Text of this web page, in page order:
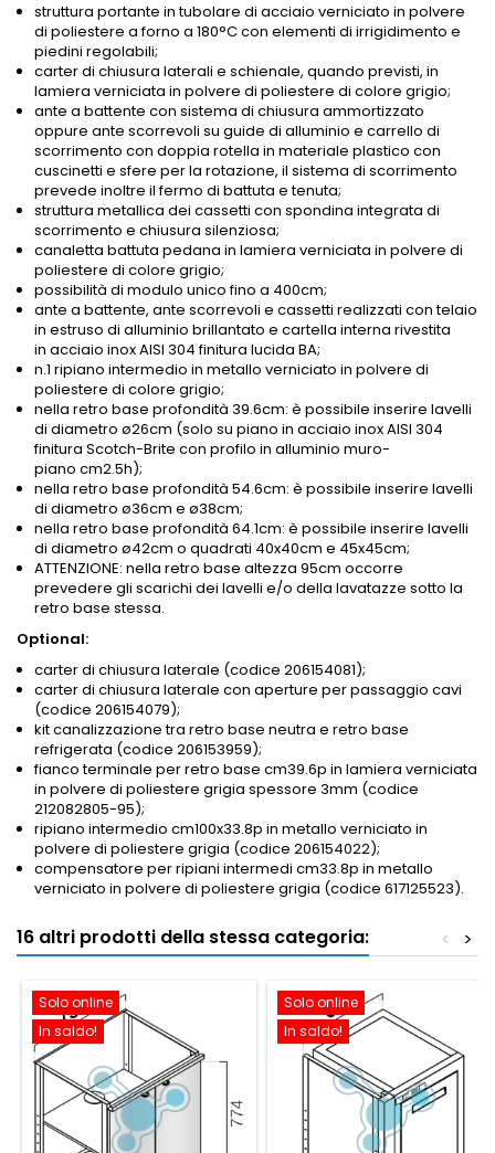
struttura portante in tubolare di acciaio verniciato in polvere
di poliestere a forno a 180°C con elementi di irrigidimento e
piedini regolabili;
carter di chiusura laterali e schienale, quando previsti, in
lamiera verniciata in polvere di poliestere di colore grigio;
ante a battente con sistema di chiusura ammortizzato
oppure ante scorrevoli su guide di alluminio e carrello di
scorrimento con doppia rotella in materiale plastico con
cuscinetti e sfere per la rotazione, il sistema di scorrimento
prevede inoltre il fermo di battuta e tenuta;
struttura metallica dei cassetti con spondina integrata di
scorrimento e chiusura silenziosa;
canaletta battuta pedana in lamiera verniciata in polvere di
poliestere di colore grigio;
possibilità di modulo unico fino a 400cm;
ante a battente, ante scorrevoli e cassetti realizzati con telaio
in estruso di alluminio brillantato e cartella interna rivestita
in acciaio inox AISI 304 finitura lucida BA;
n.1 ripiano intermedio in metallo verniciato in polvere di
poliestere di colore grigio;
nella retro base profondità 39.6cm: è possibile inserire lavelli
di diametro ø26cm (solo su piano in acciaio inox AISI 304
finitura Scotch-Brite con profilo in alluminio muro-
piano cm2.5h);
nella retro base profondità 54.6cm: è possibile inserire lavelli
di diametro ø36cm e ø38cm;
nella retro base profondità 64.1cm: è possibile inserire lavelli
di diametro ø42cm o quadrati 40x40cm e 45x45cm;
ATTENZIONE: nella retro base altezza 95cm occorre
prevedere gli scarichi dei lavelli e/o della lavatazze sotto la
retro base stessa.
Optional:
carter di chiusura laterale (codice 206154081);
carter di chiusura laterale con aperture per passaggio cavi
(codice 206154079);
kit canalizzazione tra retro base neutra e retro base
refrigerata (codice 206153959);
fianco terminale per retro base cm39.6p in lamiera verniciata
in polvere di poliestere grigia spessore 3mm (codice
212082805-95);
ripiano intermedio cm100x33.8p in metallo verniciato in
polvere di poliestere grigia (codice 206154022);
compensatore per ripiani intermedi cm33.8p in metallo
verniciato in polvere di poliestere grigia (codice 617125523).
16 altri prodotti della stessa categoria: >
<
Solo online
In saldo!
Solo online
In saldo!